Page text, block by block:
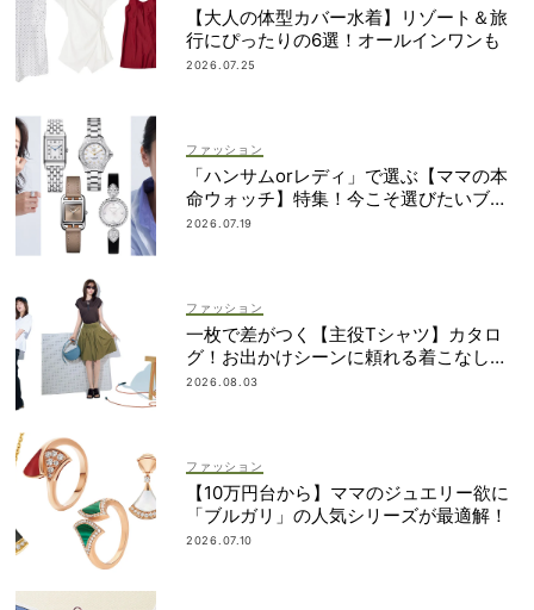
【大人の体型カバー水着】リゾート＆旅
行にぴったりの6選！オールインワンも
2026.07.25
ファッション
「ハンサムorレディ」で選ぶ【ママの本
命ウォッチ】特集！今こそ選びたいブラ
ンド19選
2026.07.19
ファッション
一枚で差がつく【主役Tシャツ】カタロ
グ！お出かけシーンに頼れる着こなし実
例も
2026.08.03
ファッション
【10万円台から】ママのジュエリー欲に
「ブルガリ」の人気シリーズが最適解！
2026.07.10